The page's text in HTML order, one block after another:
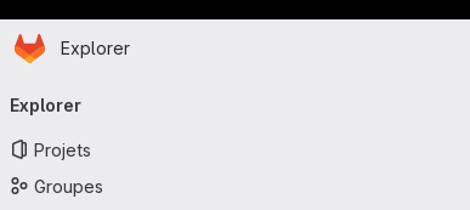
Passer au contenu principal
Page d'accueil
Explorer
principale
Explorer
Projets
Groupes